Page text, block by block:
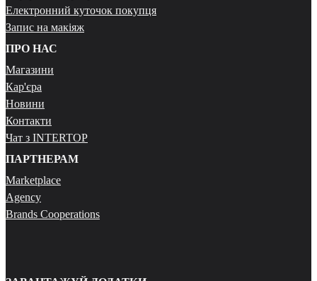
Електронний куточок покупця
Запис на макіяж
ПРО НАС
Магазини
Кар'єра
Новини
Контакти
Чат з INTERTOP
ПАРТНЕРАМ
Marketplace
Agency
Brands Cooperations